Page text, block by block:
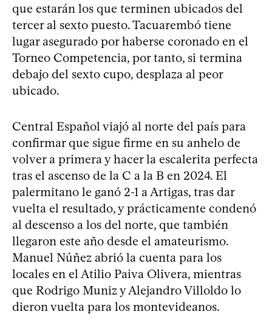
que estarán los que terminen ubicados del
tercer al sexto puesto. Tacuarembó tiene
lugar asegurado por haberse coronado en el
Torneo Competencia, por tanto, si termina
debajo del sexto cupo, desplaza al peor
ubicado.
Central Español viajó al norte del país para
confirmar que sigue firme en su anhelo de
volver a primera y hacer la escalerita perfecta
tras el ascenso de la C a la B en 2024. El
palermitano le ganó 2-1 a Artigas, tras dar
vuelta el resultado, y prácticamente condenó
al descenso a los del norte, que también
llegaron este año desde el amateurismo.
Manuel Núñez abrió la cuenta para los
locales en el Atilio Paiva Olivera, mientras
que Rodrigo Muniz y Alejandro Villoldo lo
dieron vuelta para los montevideanos.